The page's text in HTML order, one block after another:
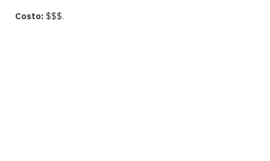
Costo: $$$.